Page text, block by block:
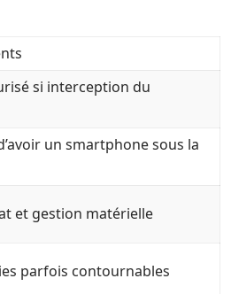
si interception du
un smartphone sous la
et gestion matérielle
parfois contournables